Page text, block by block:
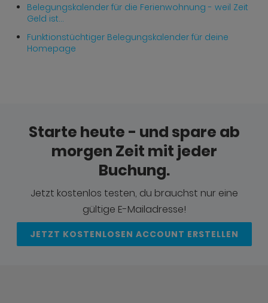
Belegungskalender für die Ferienwohnung - weil Zeit
Geld ist…
Funktionstüchtiger Belegungskalender für deine
Homepage
Starte heute - und spare ab
morgen Zeit mit jeder
Buchung.
Jetzt kostenlos testen, du brauchst nur eine
gültige E-Mailadresse!
JETZT KOSTENLOSEN ACCOUNT ERSTELLEN